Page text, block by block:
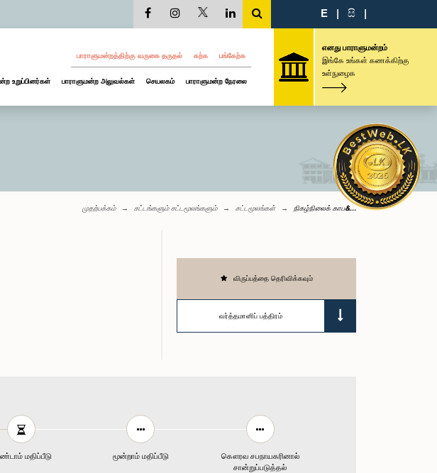
E | සි |
பாராளுமன்றத்திற்கு வருகை தருதல் கற்க பங்கேற்க
உறுப்பினர்கள் பாராளுமன்ற அலுவல்கள் செயலகம் பாராளுமன்ற நேரலை
எனது பாராளுமன்றம்
இங்கே உங்கள் கணக்கிற்கு
உள்நுழைக
முதற்பக்கம் சட்டங்களும் சட்டமூலங்களும் சட்டமூலங்கள் நிகழ்நிலைக் காப&...
விருப்பத்தை தெரிவிக்கவும்
வர்த்தமானிப் பத்திரம்
மதிப்பீடு மூன்றாம் மதிப்பீடு
கௌரவ சபநாயகரினால்
சான்றுப்படுத்தல்